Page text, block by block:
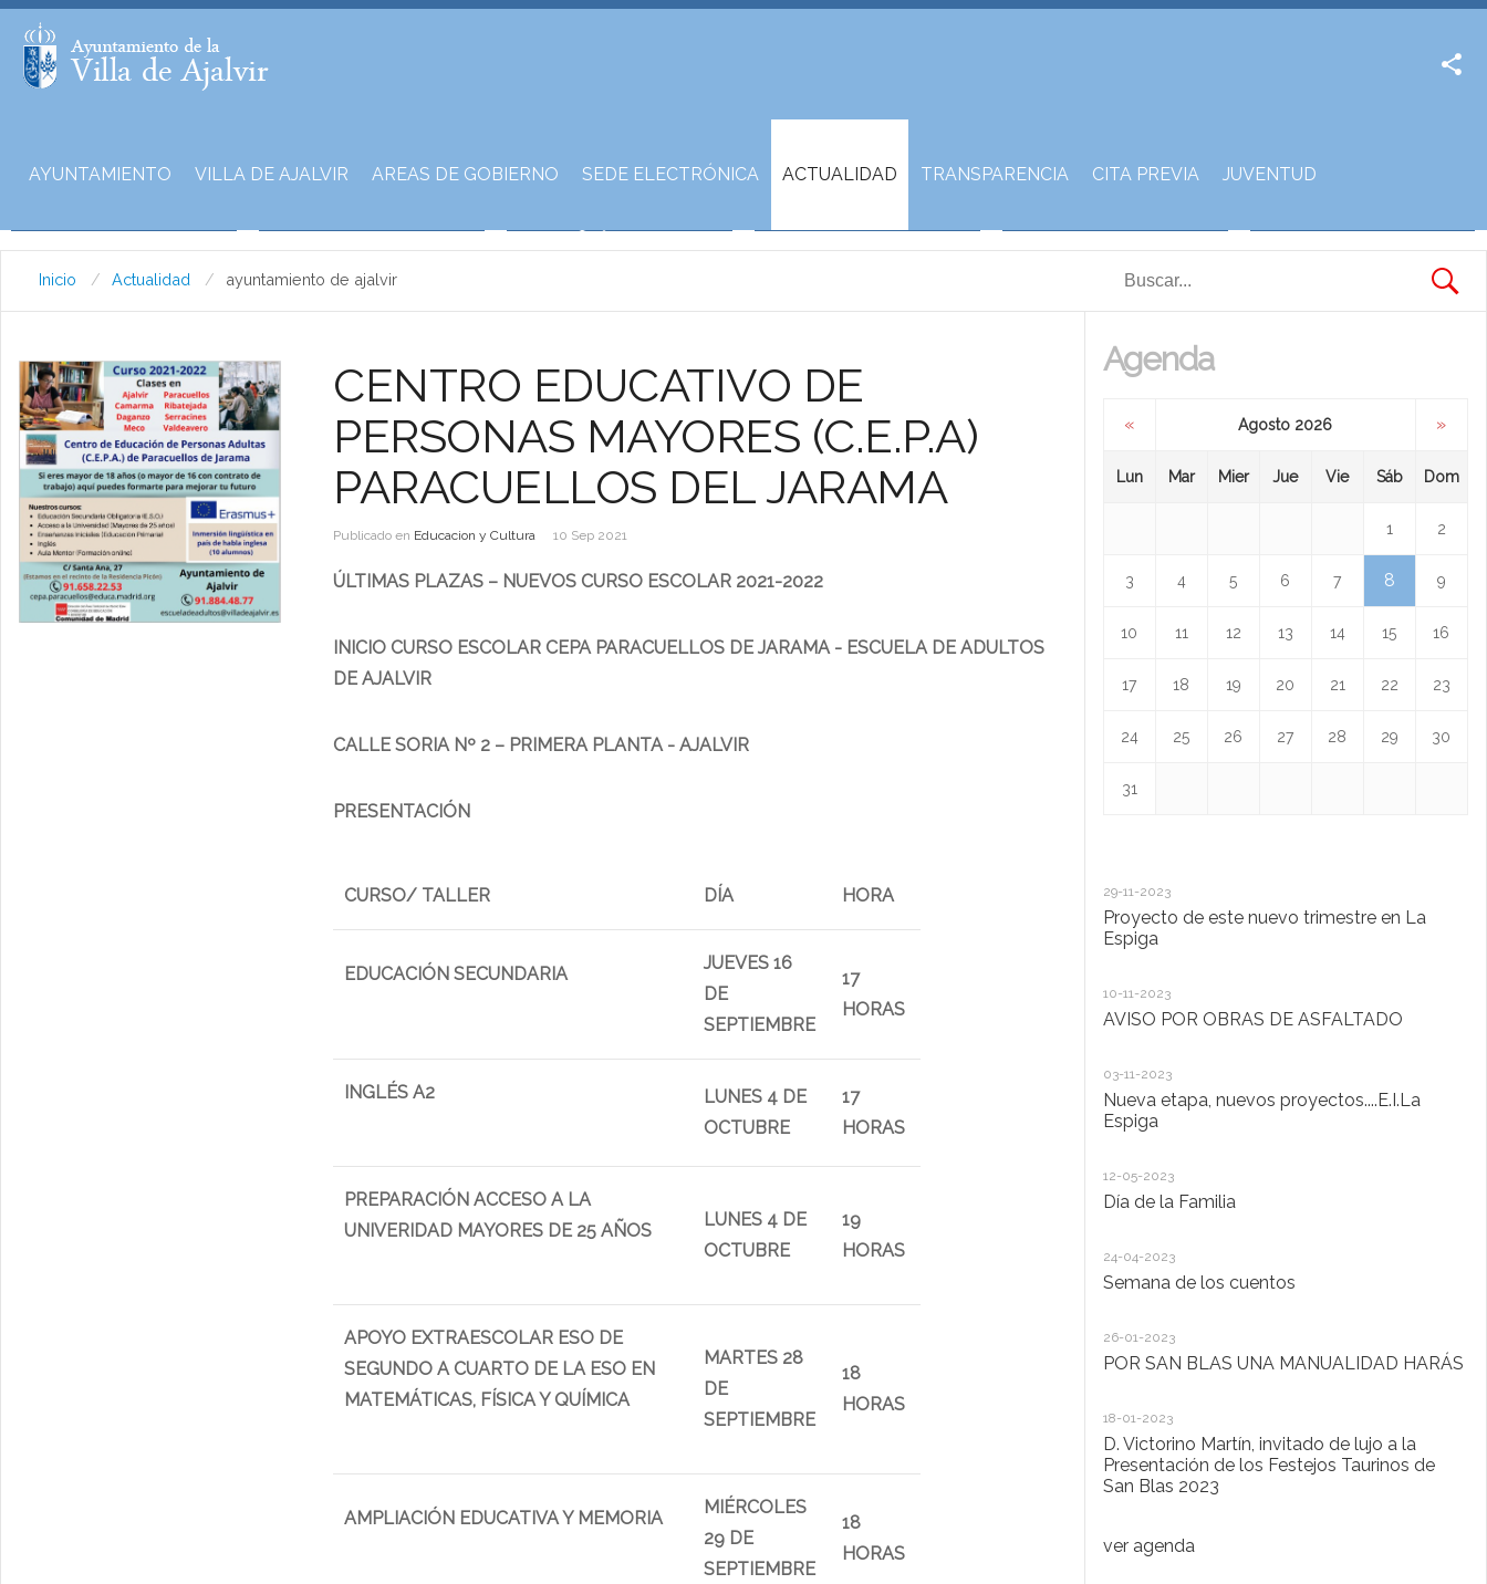
AYUNTAMIENTO VILLA DE AJALVIR AREAS DE GOBIERNO SEDE ELECTRÓNICA ACTUALIDAD TRANSPARENCIA CITA PREVIA JUVENTUD
Inicio Actualidad ayuntamiento de ajalvir
CENTRO EDUCATIVO DE
PERSONAS MAYORES (C.E.P.A)
PARACUELLOS DEL JARAMA
Publicado en Educacion y Cultura 10 Sep 2021
ÚLTIMAS PLAZAS – NUEVOS CURSO ESCOLAR 2021-2022
INICIO CURSO ESCOLAR CEPA PARACUELLOS DE JARAMA - ESCUELA DE ADULTOS
DE AJALVIR
CALLE SORIA Nº 2 – PRIMERA PLANTA - AJALVIR
PRESENTACIÓN
CURSO/ TALLER DÍA HORA
EDUCACIÓN SECUNDARIA
JUEVES 16
DE
SEPTIEMBRE
17
HORAS
INGLÉS A2
LUNES 4 DE
OCTUBRE
17
HORAS
PREPARACIÓN ACCESO A LA
UNIVERIDAD MAYORES DE 25 AÑOS
LUNES 4 DE
OCTUBRE
19
HORAS
APOYO EXTRAESCOLAR ESO DE
SEGUNDO A CUARTO DE LA ESO EN
MATEMÁTICAS, FÍSICA Y QUÍMICA
MARTES 28
DE
SEPTIEMBRE
18
HORAS
AMPLIACIÓN EDUCATIVA Y MEMORIA
MIÉRCOLES
29 DE
SEPTIEMBRE
18
HORAS
Agenda
« Agosto 2026 »
Lun Mar Mier Jue Vie Sáb Dom
1 2
3 4 5 6 7 8 9
10 11 12 13 14 15 16
17 18 19 20 21 22 23
24 25 26 27 28 29 30
31
29-11-2023
Proyecto de este nuevo trimestre en La
Espiga
10-11-2023
AVISO POR OBRAS DE ASFALTADO
03-11-2023
Nueva etapa, nuevos proyectos....E.I.La
Espiga
12-05-2023
Día de la Familia
24-04-2023
Semana de los cuentos
26-01-2023
POR SAN BLAS UNA MANUALIDAD HARÁS
18-01-2023
D. Victorino Martín, invitado de lujo a la
Presentación de los Festejos Taurinos de
San Blas 2023
ver agenda